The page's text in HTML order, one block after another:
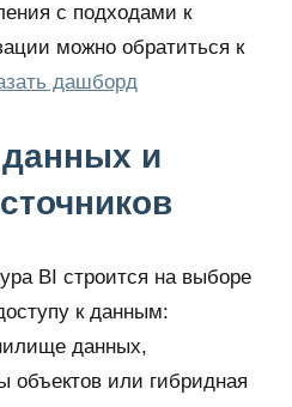
с подходами к
можно обратиться к
дашборд
данных и
BI строится на выборе
к данным:
данных,
объектов или гибридная